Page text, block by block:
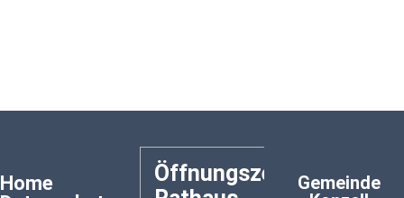
Home
ÖffnungszeitenGemeinde